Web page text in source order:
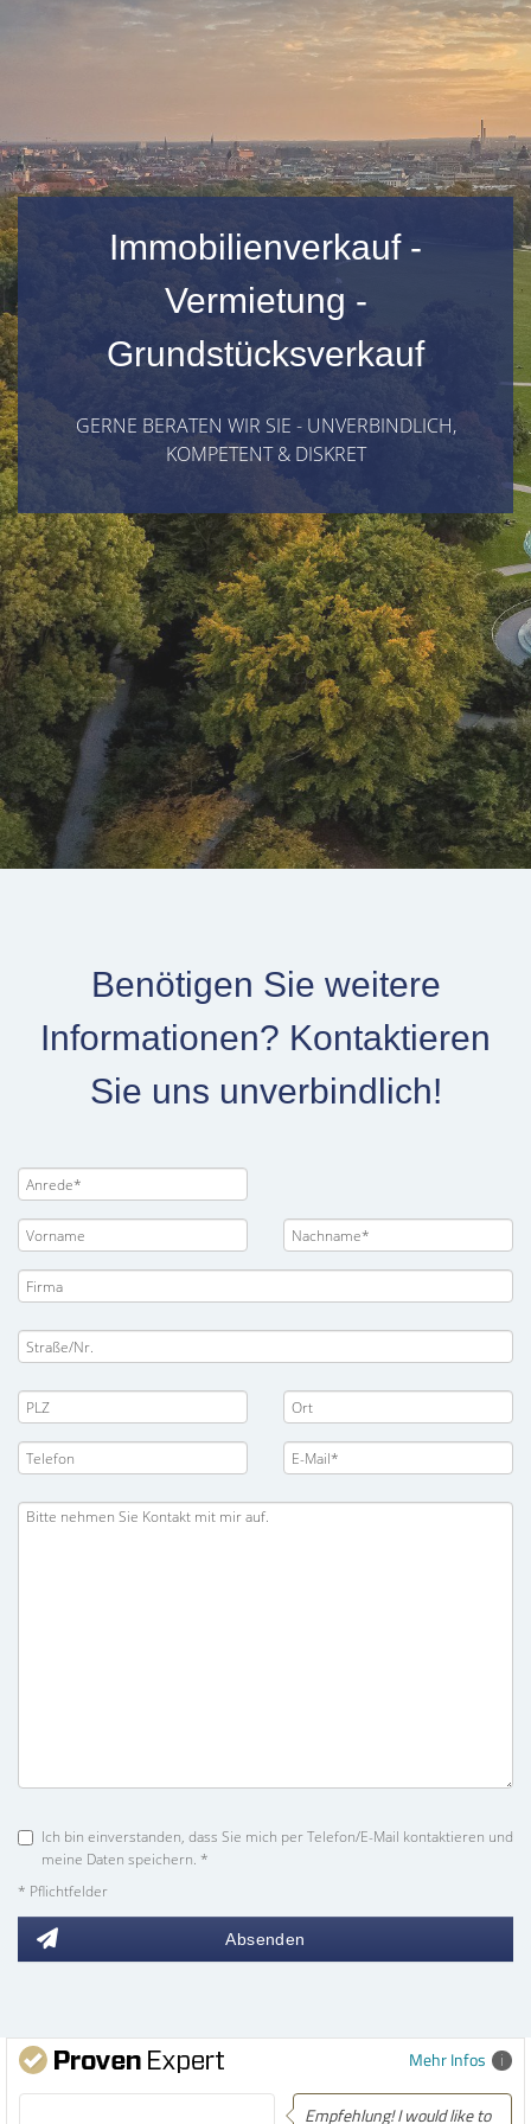
Immobilienverkauf -
Vermietung -
Grundstücksverkauf
GERNE BERATEN WIR SIE - UNVERBINDLICH,
KOMPETENT & DISKRET
Benötigen Sie weitere
Informationen? Kontaktieren
Sie uns unverbindlich!
Ich bin einverstanden, dass Sie mich per Telefon/E-Mail kontaktieren und
meine Daten speichern. *
* Pflichtfelder
Absenden
Mehr Infos
Empfehlung! Easily the